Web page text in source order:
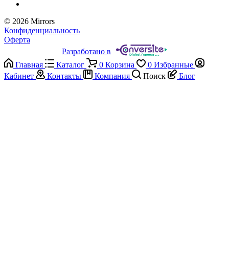
© 2026 Mirrors
Конфиденциальность
Оферта
Разработано в
Главная
Каталог 0 Корзина 0 Избранные
Кабинет
Контакты Компания Поиск Блог